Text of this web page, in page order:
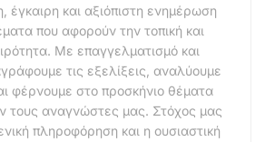
έγκαιρη και αξιόπιστη ενημέρωση
που αφορούν την τοπική και
Με επαγγελματισμό και
τις εξελίξεις, αναλύουμε
φέρνουμε στο προσκήνιο θέματα
τους αναγνώστες μας. Στόχος μας
πληροφόρηση και η ουσιαστική